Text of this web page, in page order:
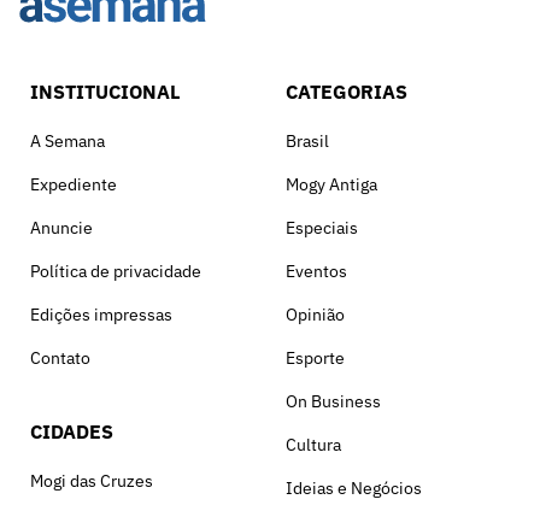
INSTITUCIONAL
A Semana
Expediente
Anuncie
Política de privacidade
Edições impressas
Contato
CIDADES
Mogi das Cruzes
CATEGORIAS
Brasil
Mogy Antiga
Especiais
Eventos
Opinião
Esporte
On Business
Cultura
Ideias e Negócios